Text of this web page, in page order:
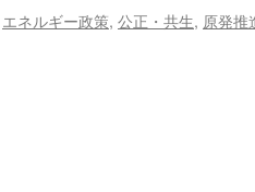
エネルギー政策, 公正・共生, 原発推